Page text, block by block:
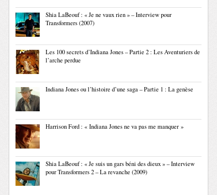
Shia LaBeouf : « Je ne vaux rien » – Interview pour
Transformers (2007)
Les 100 secrets d’Indiana Jones – Partie 2 : Les Aventuriers de
l’arche perdue
Indiana Jones ou l’histoire d’une saga – Partie 1 : La genèse
Harrison Ford : « Indiana Jones ne va pas me manquer »
Shia LaBeouf : « Je suis un gars béni des dieux » – Interview
pour Transformers 2 – La revanche (2009)